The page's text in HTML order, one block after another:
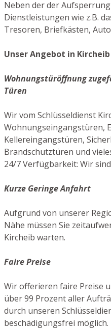
Neben der der
Dienstleistungen wie z.B.
Tresoren, Briefkästen,
Unser Angebot in
Wohnungstüröffnung
Türen
Wir vom Schlüsseldienst
Wohnungseingangstüren,
Kellereingangstüren,
Brandschutztüren und
24/7 Verfügbarkeit: Wir
Kurze Geringe Anfahrt
Aufgrund von unserer
Nähe müssen Sie
Kircheib warten.
Faire Preise
Wir offerieren faire Preise
über 99 Prozent aller
durch unseren
beschädigungsfrei möglich.